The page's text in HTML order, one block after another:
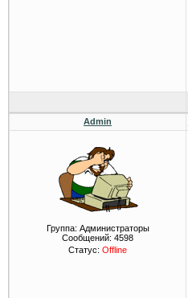
Admin
Группа: Администраторы
Сообщений: 4598
Статус: Offline